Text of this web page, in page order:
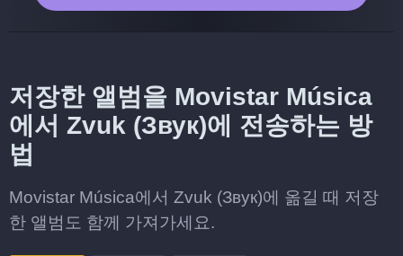
저장한 앨범을 Movistar Música
에서 Zvuk (Звук)에 전송하는 방
법
Movistar Música에서 Zvuk (Звук)에 옮길 때 저장
한 앨범도 함께 가져가세요.